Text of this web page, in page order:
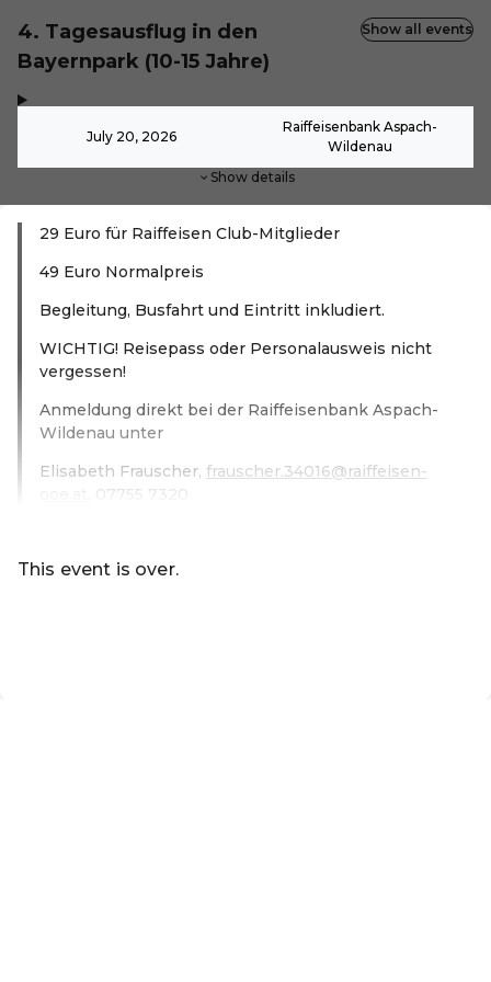
4. Tagesausflug in den
Bayernpark (10-15 Jahre)
July 20, 2026
Raiffeisenbank Aspach-
Wildenau
Show details
Show all events
29 Euro für Raiffeisen Club-Mitglieder
49 Euro Normalpreis
Begleitung, Busfahrt und Eintritt inkludiert.
WICHTIG! Reisepass oder Personalausweis nicht
vergessen!
Anmeldung direkt bei der Raiffeisenbank Aspach-
Wildenau unter
Elisabeth Frauscher, frauscher.34016@raiffeisen-
, 07755 7320
This event is over.